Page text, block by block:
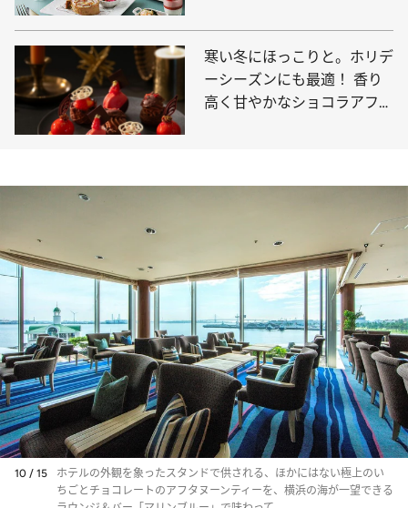
寒い冬にほっこりと。ホリデ
ーシーズンにも最適！ 香り
高く甘やかなショコラアフタ
10 / 15
ホテルの外観を象ったスタンドで供される、ほかにはない極上のい
ちごとチョコレートのアフタヌーンティーを、横浜の海が一望できる